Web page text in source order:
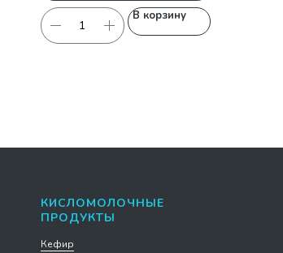
В корзину
КИСЛОМОЛОЧНЫЕ
ПРОДУКТЫ
Кефир